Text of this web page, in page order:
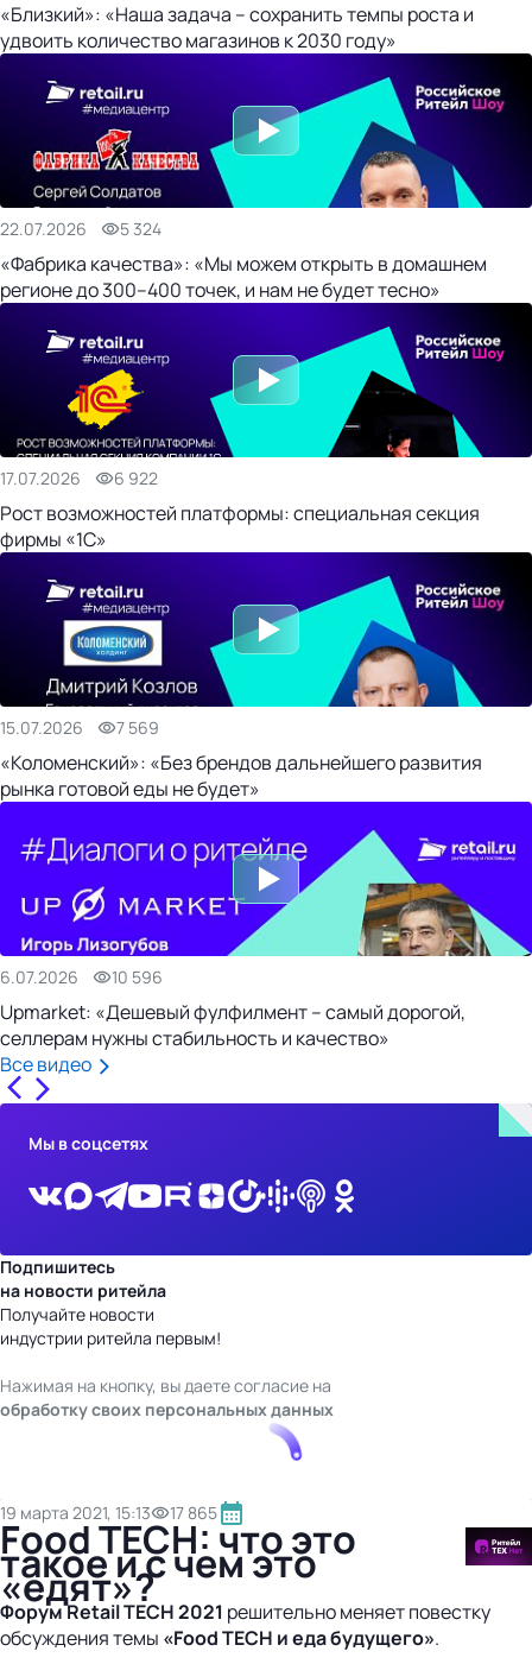
«Близкий»: «Наша задача – сохранить темпы роста и
удвоить количество магазинов к 2030 году»
22.07.2026 5 324
«Фабрика качества»: «Мы можем открыть в домашнем
регионе до 300–400 точек, и нам не будет тесно»
17.07.2026 6 922
Рост возможностей платформы: специальная секция
фирмы «1С»
15.07.2026 7 569
«Коломенский»: «Без брендов дальнейшего развития
рынка готовой еды не будет»
6.07.2026 10 596
Upmarket: «Дешевый фулфилмент – самый дорогой,
селлерам нужны стабильность и качество»
Все видео
Мы в соцсетях
Подпишитесь
на новости ритейла
Получайте новости
индустрии ритейла первым!
Нажимая на кнопку, вы даете согласие на
обработку своих персональных данных
19 марта 2021, 15:13 17 865
Food TECH: что это
такое и с чем это
«едят»?
Форум Retail TECH 2021 решительно меняет повестку
обсуждения темы «Food TECH и еда будущего».